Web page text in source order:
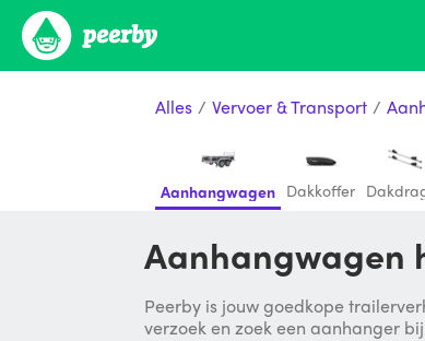
Alles / Vervoer & Transport /
Aanhangwagen Dakkoffer
Peerby is jouw goedkope
verzoek en zoek een aanhanger